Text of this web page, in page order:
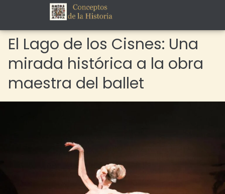
El Lago de los Cisnes: Una
mirada histórica a la obra
maestra del ballet